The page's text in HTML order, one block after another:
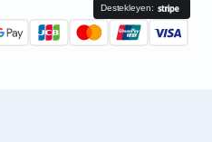
Destekleyen: